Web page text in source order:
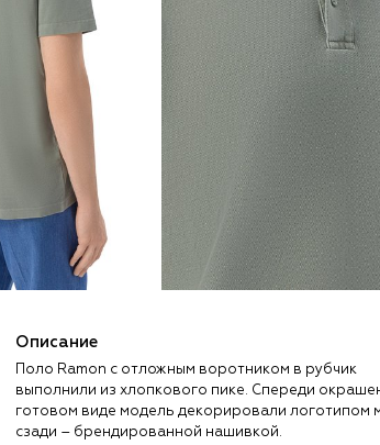
Описание
Поло Ramon с отложным воротником в рубчик
выполнили из хлопкового пике. Спереди
готовом виде модель декорировали логотипом
сзади – брендированной нашивкой.